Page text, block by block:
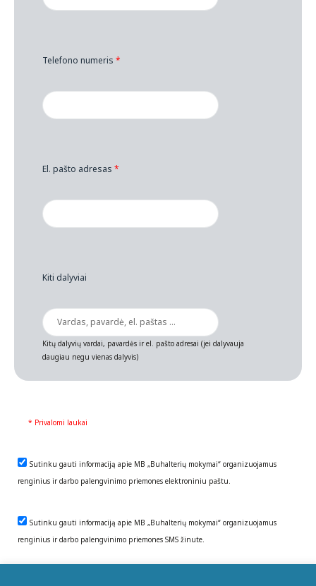
Telefono numeris *
El. pašto adresas *
Kiti dalyviai
Kitų dalyvių vardai, pavardės ir el. pašto adresai (jei dalyvauja
daugiau negu vienas dalyvis)
* Privalomi laukai
Sutinku gauti informaciją apie MB „Buhalterių mokymai“ organizuojamus
renginius ir darbo palengvinimo priemones elektroniniu paštu.
Sutinku gauti informaciją apie MB „Buhalterių mokymai“ organizuojamus
renginius ir darbo palengvinimo priemones SMS žinute.